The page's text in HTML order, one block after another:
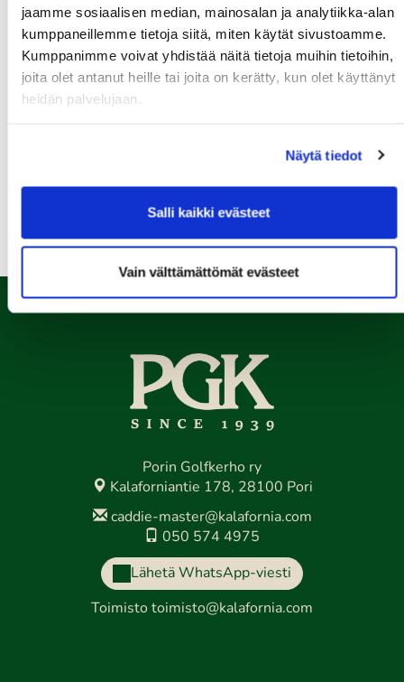
jaamme sosiaalisen median, mainosalan ja analytiikka-alan
kumppaneillemme tietoja siitä, miten käytät sivustoamme.
Kumppanimme voivat yhdistää näitä tietoja muihin tietoihin,
joita olet antanut heille tai joita on kerätty, kun olet käyttänyt
heidän palvelujaan.
Näytä tiedot
Salli kaikki evästeet
Vain välttämättömät evästeet
Senioritiistai 12
12.08.
Green Card kurssi Ke 12.8. klo 16:30-20:30
Porin Golfkerho ry
Kalaforniantie 178, 28100 Pori
caddie-master@kalafornia.com
050 574 4975
Lähetä WhatsApp-viesti
Toimisto toimisto@kalafornia.com